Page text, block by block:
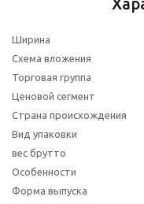
Ширина
Схема вложения
Торговая группа
Ценовой сегмент
Страна происхождения
Вид упаковки
вес брутто
Особенности
Форма выпуска